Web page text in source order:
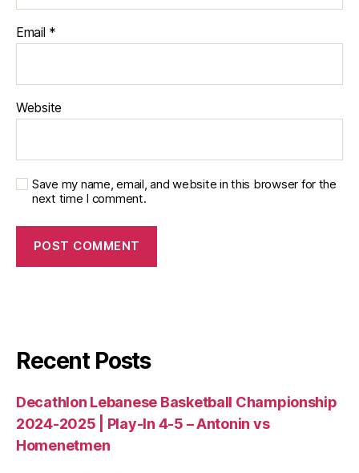
Email *
Website
Save my name, email, and website in this browser for the
next time I comment.
Recent Posts
Decathlon Lebanese Basketball Championship
2024-2025 | Play-In 4-5 – Antonin vs
Homenetmen